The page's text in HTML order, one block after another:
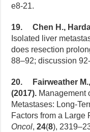
e8-21.
19. Chen H.,
Isolated liver
does resection
88–92; discussion
20. Fairweather M.,
(2017). Management
Metastases: Long-
Factors from a
Oncol,24(8),